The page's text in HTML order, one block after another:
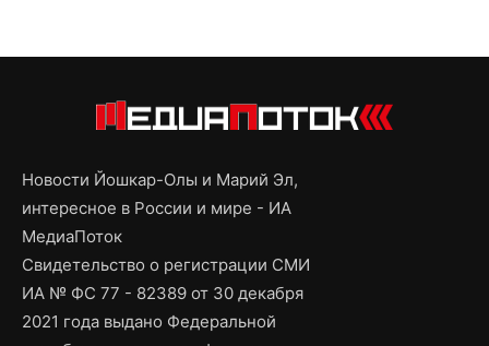
Новости Йошкар-Олы и Марий Эл,
интересное в России и мире - ИА
МедиаПоток
Свидетельство о регистрации СМИ
ИА № ФС 77 - 82389 от 30 декабря
2021 года выдано Федеральной